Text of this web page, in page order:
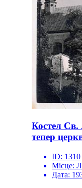
Костел Св.
тепер
ID: 1310
Місце:
Дата: